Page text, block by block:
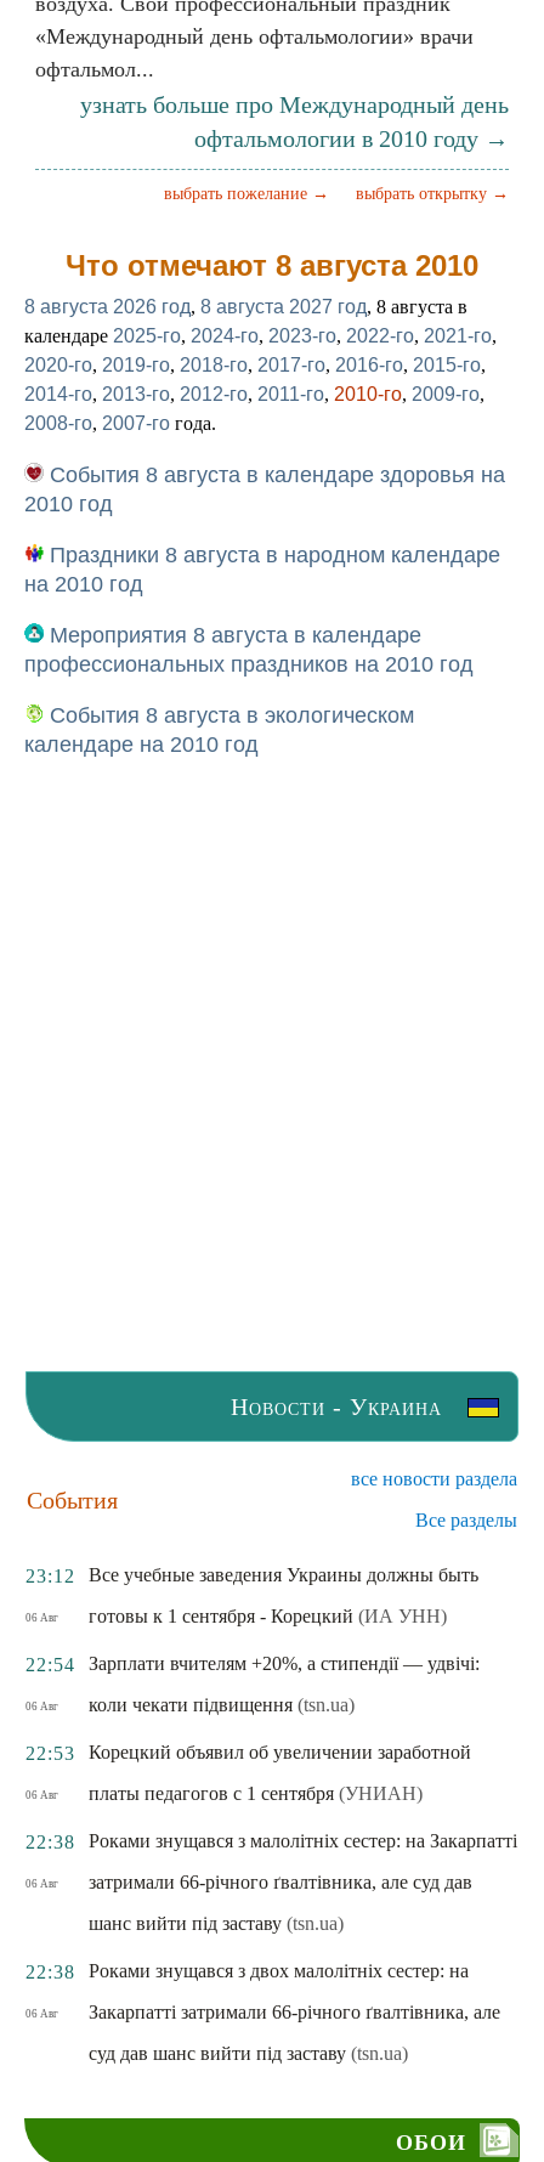
«Международный день офтальмологии» врачи
офтальмол...
узнать больше про Международный день
офтальмологии в 2010 году →
выбрать открытку →
выбрать пожелание →
Что отмечают 8 августа 2010
8 августа 2026 год, 8 августа 2027 год, 8 августа в
календаре 2025-го, 2024-го, 2023-го, 2022-го, 2021-го,
2020-го, 2019-го, 2018-го, 2017-го, 2016-го, 2015-го,
2014-го, 2013-го, 2012-го, 2011-го, 2010-го, 2009-го,
2008-го, 2007-го года.
События 8 августа в календаре здоровья на
2010 год
Праздники 8 августа в народном календаре
на 2010 год
Мероприятия 8 августа в календаре
профессиональных праздников на 2010 год
События 8 августа в экологическом
календаре на 2010 год
Новости - Украина
События
все новости раздела
Все разделы
23:12
06 Авг
Все учебные заведения Украины должны быть
готовы к 1 сентября - Корецкий (ИА УНН)
22:54
06 Авг
Зарплати вчителям +20%, а стипендії — удвічі:
коли чекати підвищення (tsn.ua)
22:53
06 Авг
Корецкий объявил об увеличении заработной
платы педагогов с 1 сентября (УНИАН)
22:38
06 Авг
Роками знущався з малолітніх сестер: на Закарпатті
затримали 66-річного ґвалтівника, але суд дав
шанс вийти під заставу (tsn.ua)
22:38
06 Авг
Роками знущався з двох малолітніх сестер: на
Закарпатті затримали 66-річного ґвалтівника, але
суд дав шанс вийти під заставу (tsn.ua)
ОБОИ